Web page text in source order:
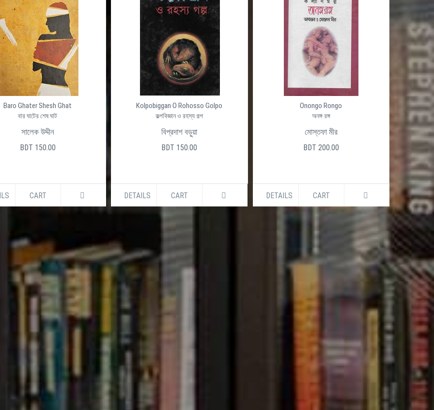
জন্য ভালো
একটি
এগিয়ে। তাই
নেট এ আজ ই
দীর্ঘ ১৭ বছর বাংলাদেশে নিরবিচ্ছিন্ন ভাবে ডোমেইন রেজিস্ট্রেশন ও
হোস্টিং সেবা প্রদান করে আসছে আলফা নেট। সুলভ মূল্যে সর্বাধুনিক
লিনাক্স এবং উইন্ডোজ ওয়েব হোস্টিং আমেরিকা অথবা বাংলাদেশের
ডাটাসেন্টারে আলফা নেটের নিজস্ব সার্ভারে রাখার ব্যবস্থা, এছাড়াও
আলফা নেট দিচ্ছে লিনাক্স এবং উইন্ডোস প্লাটফর্মে অত্যাধুনিক
ভার্চুয়াল এবং ডেডিকেটেড সার্ভার।
+8809613250250
Baro Ghater Shesh Ghat
বার ঘাটের শেষ ঘাট
সালেক উদ্দীন
BDT 150.00
CART
Kolpobiggan O Rohosso Golpo
কল্পবিজ্ঞান ও রহস্য গল্প
বিপ্রদাশ বড়ুয়া
BDT 150.00
DETAILS CART
Onongo Rongo
অনঙ্গ রঙ্গ
মোস্তফা মীর
BDT 200.00
DETAILS CART DETAILS